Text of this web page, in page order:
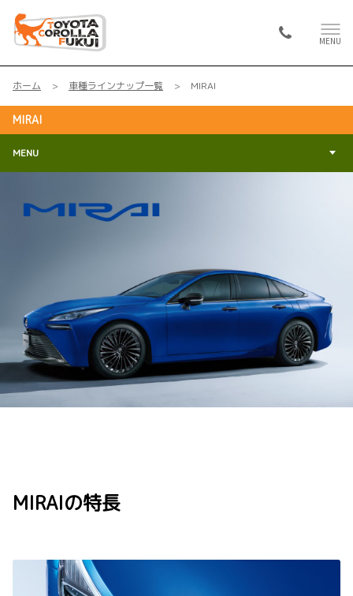
MENU
ホーム 車種ラインナップ一覧 MIRAI
MIRAI
MENU
MIRAIの特長